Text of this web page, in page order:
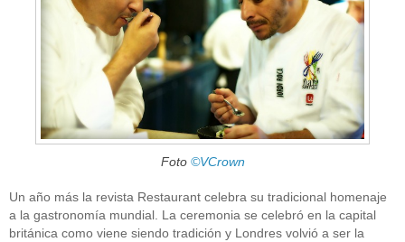
Foto ©VCrown
Un año más la revista Restaurant celebra su tradicional homenaje
a la gastronomía mundial. La ceremonia se celebró en la capital
británica como viene siendo tradición y Londres volvió a ser la